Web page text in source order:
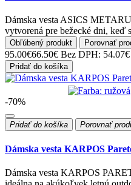
Dámska vesta ASICS
vytvorená pre bežecké dni, keď
Obľúbený produkt Porovnať
95.00€66.50€ Bez DPH: 54.07€
Pridať do košíka
-70%
Pridať do košíka Porovnať
Dámska vesta KARPOS
Dámska vesta KARPOS